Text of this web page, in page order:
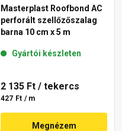
Masterplast Roofbond AC
perforált szellőzőszalag
barna 10 cm x 5 m
Gyártói készleten
2 135 Ft / tekercs
427 Ft / m
Megnézem